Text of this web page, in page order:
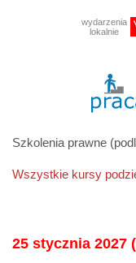
wydarzenia
lokalnie
Szkolenia prawne
Wszystkie kursy
25 stycznia 2027